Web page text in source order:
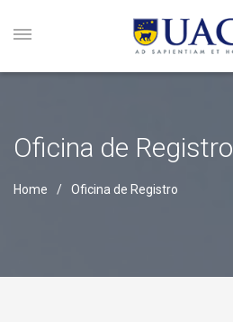
Oficina de Registro
Home Oficina de Registro